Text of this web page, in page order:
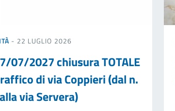
- 22 LUGLIO 2026
07/2027 chiusura TOTALE
di via Coppieri (dal n.
via Servera)